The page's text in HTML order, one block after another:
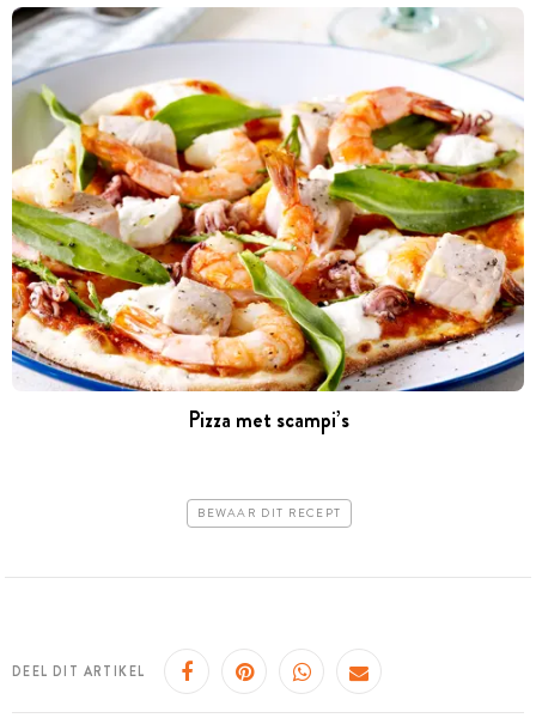
Pizza met scampi’s
BEWAAR DIT RECEPT
DEEL DIT ARTIKEL